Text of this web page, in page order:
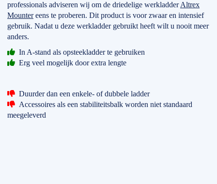
professionals adviseren wij om de driedelige werkladderAltrex
Mountereens te proberen. Dit product is voor zwaar en intensief
gebruik. Nadat u deze werkladder gebruikt heeft wilt u nooit meer
anders.
In A-stand als opsteekladder te gebruiken
Erg veel mogelijk door extra lengte
Duurder dan een enkele- of dubbele ladder
Accessoires als een stabiliteitsbalk worden niet standaard
meegeleverd